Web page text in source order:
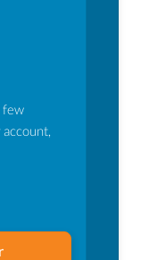
few
account,